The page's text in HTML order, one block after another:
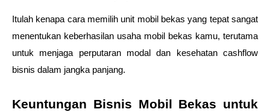
Itulah kenapa cara memilih unit mobil bekas yang tepat sangat
menentukan keberhasilan usaha mobil bekas kamu, terutama
untuk menjaga perputaran modal dan kesehatan cashflow
bisnis dalam jangka panjang.
Keuntungan Bisnis Mobil Bekas untuk